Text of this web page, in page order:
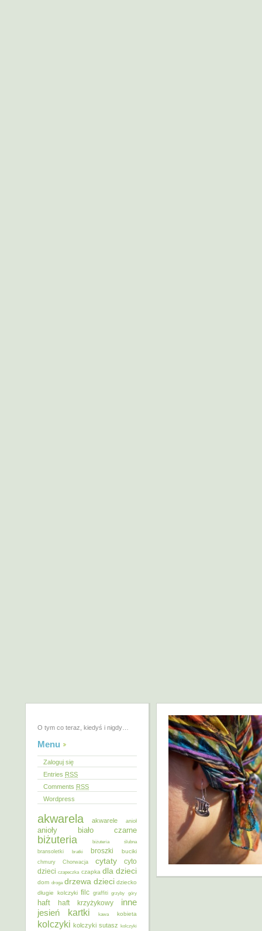
O tym co teraz, kiedyś i nigdy…
Menu
Zaloguj się
Entries RSS
Comments RSS
Wordpress
akwarela akwarele anioł
anioły biało czarne
biżuteria
biżuteria ślubna
bransoletki
bratki broszki buciki
chmury Chorwacja cytaty
cyto
dzieci czapeczka czapka dla dzieci
dom droga drzewa dzieci dziecko
długie kolczyki filc graffiti grzyby góry
haft haft krzyżykowy inne
jesień kartki kawa kobieta
kolczyki kolczyki sutasz kolczyki